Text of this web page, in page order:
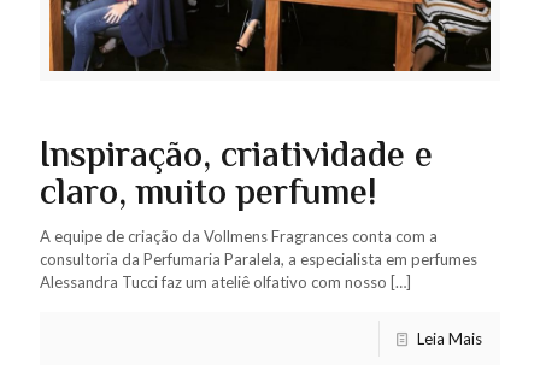
Inspiração, criatividade e
claro, muito perfume!
A equipe de criação da Vollmens Fragrances conta com a
consultoria da Perfumaria Paralela, a especialista em perfumes
Alessandra Tucci faz um ateliê olfativo com nosso […]
Leia Mais